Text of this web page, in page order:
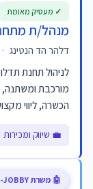
מנהל/ת
דלהר הד הנטינג ·
לניהול תחנת
מורכבת ומשתנה,
הכשרה, ליווי
💼 שיווק ומכירות
✓ מעסיק מאומת
🤖 משרת AI-JOBBY